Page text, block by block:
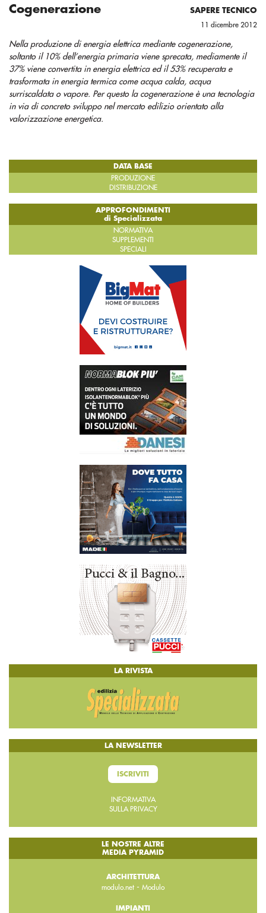
SAPERE TECNICO
11 dicembre 2012
Cogenerazione
Nella produzione di energia elettrica mediante cogenerazione,
soltanto il 10% dell’energia primaria viene sprecata, mediamente il
37% viene convertita in energia elettrica ed il 53% recuperata e
trasformata in energia termica come acqua calda, acqua
surriscaldata o vapore. Per questo la cogenerazione è una tecnologia
in via di concreto sviluppo nel mercato edilizio orientato alla
valorizzazione energetica.
DATA BASE
PRODUZIONE
DISTRIBUZIONE
APPROFONDIMENTI
di Specializzata
NORMATIVA
SUPPLEMENTI
SPECIALI
LA RIVISTA
LA NEWSLETTER
ISCRIVITI
INFORMATIVA
SULLA PRIVACY
LE NOSTRE ALTRE
MEDIA PYRAMID
ARCHITETTURA
modulo.net - Modulo
IMPIANTI